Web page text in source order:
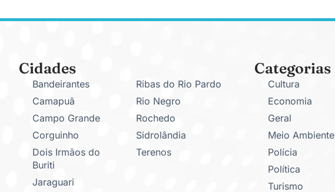
Cidades
Bandeirantes
Camapuã
Campo Grande
Corguinho
Dois Irmãos do
Buriti
Jaraguari
Ribas do Rio Pardo
Rio Negro
Rochedo
Sidrolândia
Terenos
Categorias
Cultura
Economia
Geral
Meio Ambiente
Polícia
Política
Turismo